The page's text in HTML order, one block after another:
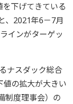
下げてきている
、2021年6－7月
インがターゲッ
ナスダック総合
値の拡大が大きい
制度理事会）の